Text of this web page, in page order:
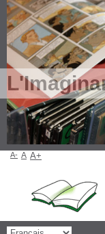
A- A A+